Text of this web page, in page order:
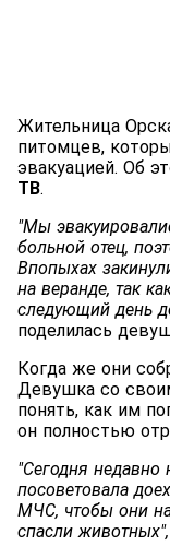
Жительница
питомцев,
эвакуацией. Об
ТВ.
"Мы
больной отец,
Впопыхах
на веранде, так
следующий день
поделилась
Когда же они
Девушка со
понять, как им
он полностью
"Сегодня недавно
посоветовала
МЧС, чтобы они
спасли животных",